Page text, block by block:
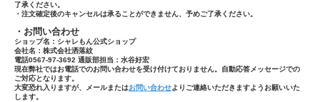
了承ください。
・注文確定後のキャンセルは承ることができません、予めご了承ください。
・お問い合わせ
ショップ名：シャレもん公式ショップ
会社名：株式会社洒落紋
電話0567-97-3692 通販部担当：水谷好宏
現在弊社ではお電話でのお問い合わせを受け付けておりません。自動応答メッセージでの
ご対応となります。
大変恐れ入りますが、メールまたはお問い合わせよりご連絡いただきますようお願いいた
します。